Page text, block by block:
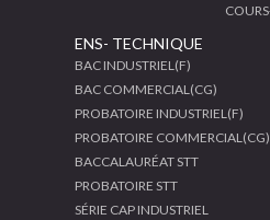
ENS- TECHNIQUE
BAC INDUSTRIEL(F)
BAC COMMERCIAL(CG)
PROBATOIRE INDUSTRIEL(F)
PROBATOIRE COMMERCIAL(CG)
BACCALAURÉAT STT
PROBATOIRE STT
SÉRIE CAP INDUSTRIEL